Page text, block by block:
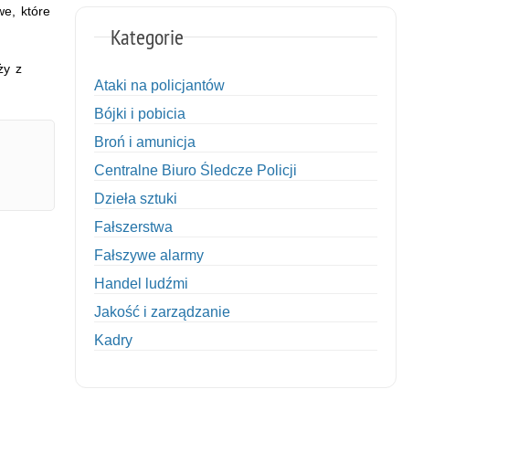
które
z
Kategorie
Ataki na policjantów
Bójki i pobicia
Broń i amunicja
Centralne Biuro Śledcze Policji
Dzieła sztuki
Fałszerstwa
Fałszywe alarmy
Handel ludźmi
Jakość i zarządzanie
Kadry